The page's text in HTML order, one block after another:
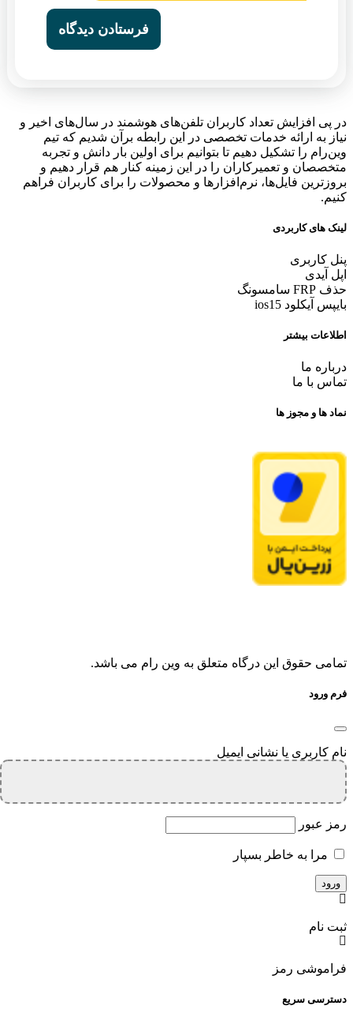
در پی افزایش تعداد کاربران تلفن‌های هوشمند در سال‌های اخیر و
نیاز به ارائه خدمات تخصصی در این رابطه برآن شدیم که تیم
وین‌رام را تشکیل دهیم تا بتوانیم برای اولین بار دانش و تجربه
متخصصان و تعمیرکاران را در این زمینه کنار هم قرار دهیم و
بروزترین فایل‌ها، نرم‌افزارها و محصولات را برای کاربران فراهم
کنیم.
لینک های کاربردی
پنل کاربری
اپل آیدی
حذف FRP سامسونگ
بایپس آیکلود ios15
اطلاعات بیشتر
درباره ما
تماس با ما
نماد ها و مجوز ها
تمامی حقوق این درگاه متعلق به وین رام می باشد.
فرم ورود
نام کاربری یا نشانی ایمیل
رمز عبور
مرا به خاطر بسپار
ثبت نام
فراموشی رمز
دسترسی سریع